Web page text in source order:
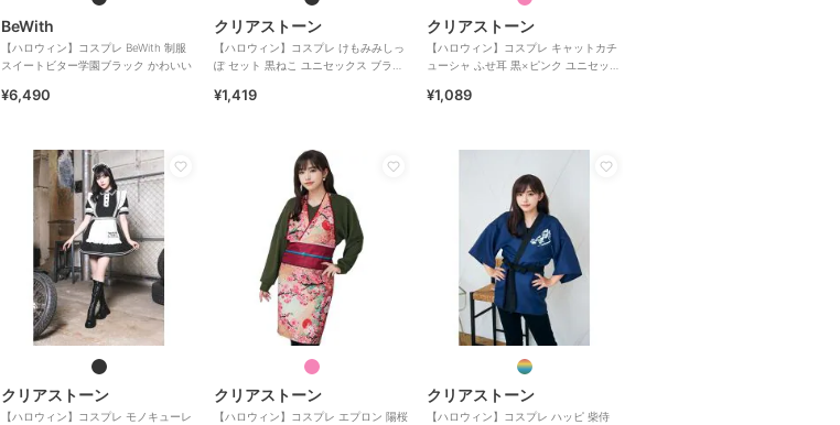
BeWith
【ハロウィン】コスプレ BeWith 制服
スイートビター学園ブラック かわいい
¥6,490
クリアストーン
【ハロウィン】コスプレ けもみみしっ
ぽ セット 黒ねこ ユニセックス ブラッ
¥1,419
クリアストーン
【ハロウィン】コスプレ キャットカチ
ューシャ ふせ耳 黒×ピンク ユニセック
¥1,089
クリアストーン
【ハロウィン】コスプレ モノキューレ
クリアストーン
【ハロウィン】コスプレ エプロン 陽桜
クリアストーン
【ハロウィン】コスプレ ハッピ 柴侍